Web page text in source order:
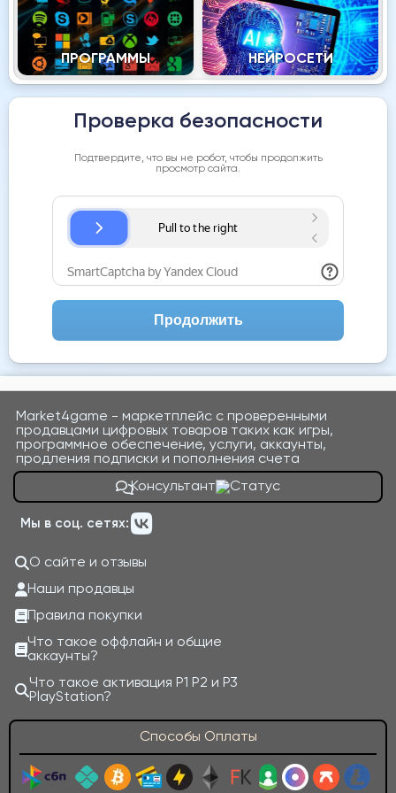
ПРОГРАММЫ НЕЙРОСЕТИ
Проверка безопасности
Подтвердите, что вы не робот, чтобы продолжить
просмотр сайта.
Продолжить
Market4game - маркетплейс с проверенными
продавцами цифровых товаров таких как игры,
программное обеспечение, услуги, аккаунты,
продления подписки и пополнения счета
Консультант
Мы в соц. сетях:
О сайте и отзывы
Наши продавцы
Правила покупки
Что такое оффлайн и общие
аккаунты?
Что такое активация P1 P2 и P3
PlayStation?
Способы Оплаты